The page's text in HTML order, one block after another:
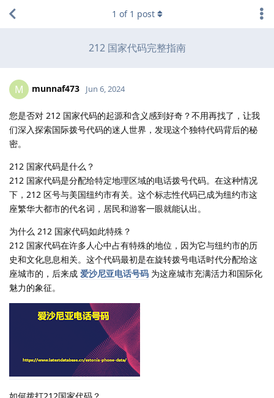
212 国家代码完整指南
1 of 1 post
M munnaf473 Jun 6, 2024
您是否对 212 国家代码的起源和含义感到好奇？不用再找了，让我
们深入探索国际拨号代码的迷人世界，发现这个独特代码背后的秘
密。
212 国家代码是什么？
212 国家代码是分配给特定地理区域的电话拨号代码。在这种情况
下，212 区号与美国纽约市有关。这个标志性代码已成为纽约市这
座繁华大都市的代名词，居民和游客一眼就能认出。
为什么 212 国家代码如此特殊？
212 国家代码在许多人心中占有特殊的地位，因为它与纽约市的历
史和文化息息相关。这个代码最初是在旋转拨号电话时代分配给这
座城市的，后来成 爱沙尼亚电话号码 为这座城市充满活力和国际化
魅力的象征。